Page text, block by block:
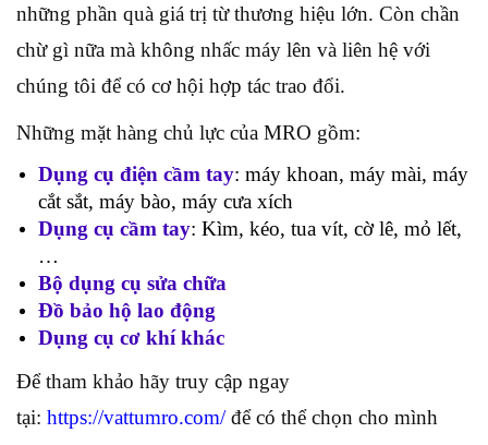
những phần quà giá trị từ thương hiệu lớn. Còn chần
chừ gì nữa mà không nhấc máy lên và liên hệ với
chúng tôi để có cơ hội hợp tác trao đổi.
Những mặt hàng chủ lực của MRO gồm:
Dụng cụ điện cầm tay: máy khoan, máy mài, máy
cắt sắt, máy bào, máy cưa xích
Dụng cụ cầm tay: Kìm, kéo, tua vít, cờ lê, mỏ lết,
…
Bộ dụng cụ sửa chữa
Đồ bảo hộ lao động
Dụng cụ cơ khí khác
Để tham khảo hãy truy cập ngay
tại: https://vattumro.com/để có thể chọn cho mình